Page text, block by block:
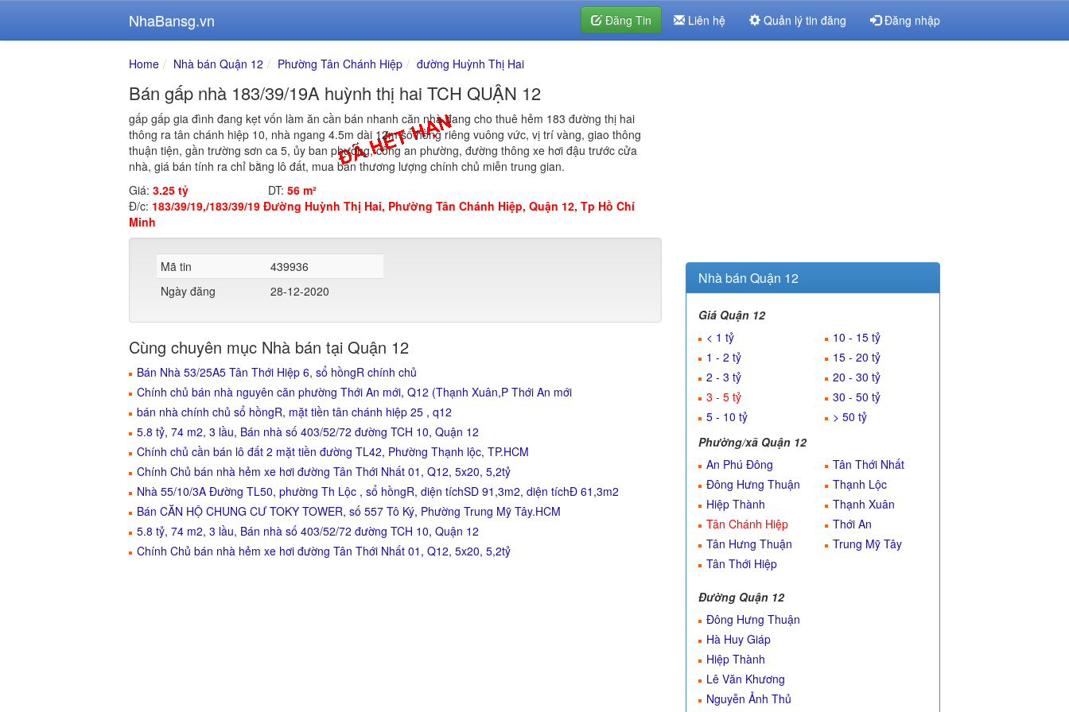
NhaBansg.vn Đăng Tin Liên hệ Quản lý tin đăng Đăng nhập
Home Nhà bán Quận 12 Phường Tân Chánh Hiệp đường Huỳnh Thị Hai
Bán gấp nhà 183/39/19A huỳnh thị hai TCH QUẬN 12
gấp gấp gia đình đang kẹt vốn làm ăn cần bán nhanh căn nhà đang cho thuê hẻm 183 đường thị hai
thông ra tân chánh hiệp 10, nhà ngang 4.5m dài 12m sổ hồng riêng vuông vức, vị trí vàng, giao thông
thuận tiện, gần trường sơn ca 5, ủy ban phường, công an phường, đường thông xe hơi đậu trước cửa
nhà, giá bán tính ra chỉ bằng lô đất, mua bán thương lượng chính chủ miễn trung gian.
Giá: 3.25 tỷ DT: 56 m²
Đ/c: 183/39/19,/183/39/19 Đường Huỳnh Thị Hai, Phường Tân Chánh Hiệp, Quận 12, Tp Hồ Chí
Minh
Mã tin
439936
Ngày đăng
28-12-2020
Cùng chuyên mục Nhà bán tại Quận 12
Bán Nhà 53/25A5 Tân Thới Hiệp 6, sổ hồngR chính chủ
Chính chủ bán nhà nguyên căn phường Thới An mới, Q12 (Thạnh Xuân,P Thới An mới
bán nhà chính chủ sổ hồngR, mặt tiền tân chánh hiệp 25 , q12
5.8 tỷ, 74 m2, 3 lầu, Bán nhà số 403/52/72 đường TCH 10, Quận 12
Chính chủ cần bán lô đất 2 mặt tiền đường TL42, Phường Thạnh lộc, TP.HCM
Chính Chủ bán nhà hẻm xe hơi đường Tân Thới Nhất 01, Q12, 5x20, 5,2tỷ
Nhà 55/10/3A Đường TL50, phường Th Lộc , sổ hồngR, diện tíchSD 91,3m2, diện tíchĐ 61,3m2
Bán CĂN HỘ CHUNG CƯ TOKY TOWER, số 557 Tô Ký, Phường Trung Mỹ Tây.HCM
5.8 tỷ, 74 m2, 3 lầu, Bán nhà số 403/52/72 đường TCH 10, Quận 12
Chính Chủ bán nhà hẻm xe hơi đường Tân Thới Nhất 01, Q12, 5x20, 5,2tỷ
Nhà bán Quận 12
Giá Quận 12
< 1 tỷ
1 - 2 tỷ
2 - 3 tỷ
3 - 5 tỷ
5 - 10 tỷ
10 - 15 tỷ
15 - 20 tỷ
20 - 30 tỷ
30 - 50 tỷ
> 50 tỷ
Phường/xã Quận 12
An Phú Đông
Đông Hưng Thuận
Hiệp Thành
Tân Chánh Hiệp
Tân Hưng Thuận
Tân Thới Hiệp
Tân Thới Nhất
Thạnh Lộc
Thạnh Xuân
Thới An
Trung Mỹ Tây
Đường Quận 12
Đông Hưng Thuận
Hà Huy Giáp
Hiệp Thành
Lê Văn Khương
Nguyễn Ảnh Thủ